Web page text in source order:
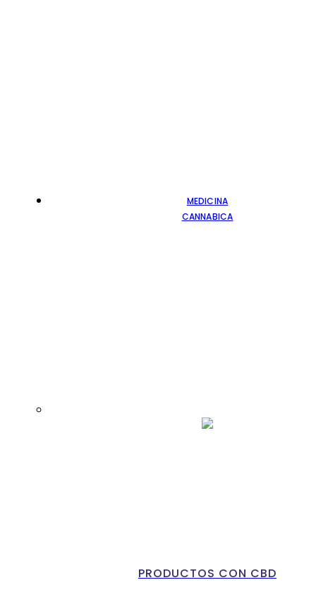
MEDICINA
CANNABICA
PRODUCTOS CON CBD